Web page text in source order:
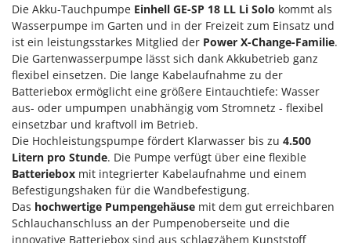
Kartoffelroder für Traktoren
Kehrmaschinen
Kettensägen
Kippbare Heckschaufeln für Traktoren
Klimaanlagen – Klimageräte
Knetmaschinen
Knochensägen
Kompressoren - elektrisch
Kompressoren für Ernte und Baumschnitt
Kreiseleggen
Diesse
Docma
Dominion
Dreame
E
Echo
EcoFlow
Edilmark
Effeuno
Einhell
Die Akku-Tauchpumpe Einhell GE-SP 18 LL Li Solo kommt als
Wasserpumpe im Garten und in der Freizeit zum Einsatz und
ist ein leistungsstarkes Mitglied der Power X-Change-Familie.
Die Gartenwasserpumpe lässt sich dank Akkubetrieb ganz
flexibel einsetzen. Die lange Kabelaufnahme zu der
Batteriebox ermöglicht eine größere Eintauchtiefe: Wasser
aus- oder umpumpen unabhängig vom Stromnetz - flexibel
einsetzbar und kraftvoll im Betrieb.
Die Hochleistungspumpe fördert Klarwasser bis zu 4.500
Litern pro Stunde. Die Pumpe verfügt über eine flexible
Batteriebox mit integrierter Kabelaufnahme und einem
Befestigungshaken für die Wandbefestigung.
Das hochwertige Pumpengehäuse mit dem gut erreichbaren
Schlauchanschluss an der Pumpenoberseite und die
innovative Batteriebox sind aus schlagzähem Kunststoff